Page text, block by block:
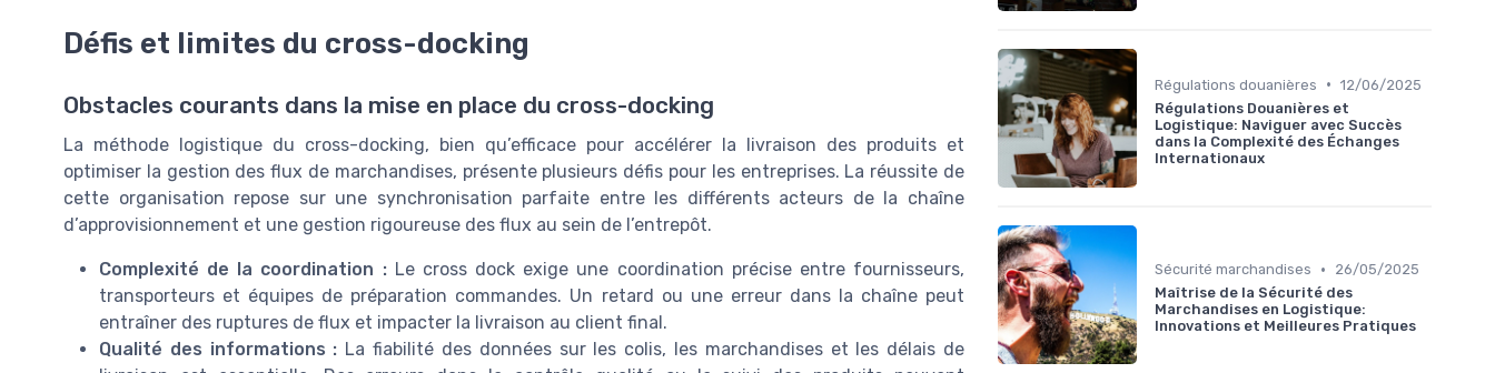
Défis et limites du cross-docking
Obstacles courants dans la mise en place du cross-docking
La méthode logistique du cross-docking, bien qu’efficace pour accélérer la livraison des produits et
optimiser la gestion des flux de marchandises, présente plusieurs défis pour les entreprises. La réussite de
cette organisation repose sur une synchronisation parfaite entre les différents acteurs de la chaîne
d’approvisionnement et une gestion rigoureuse des flux au sein de l’entrepôt.
Complexité de la coordination :Le cross dock exige une coordination précise entre fournisseurs,
transporteurs et équipes de préparation commandes. Un retard ou une erreur dans la chaîne peut
entraîner des ruptures de flux et impacter la livraison au client final.
Qualité des informations : La fiabilité des données sur les colis, les marchandises et les délais de
Régulations douanières • 12/06/2025
Régulations Douanières et
Logistique: Naviguer avec Succès
dans la Complexité des Échanges
Internationaux
Sécurité marchandises •
26/05/2025
Maîtrise de la Sécurité des
Marchandises en Logistique:
Innovations et Meilleures Pratiques